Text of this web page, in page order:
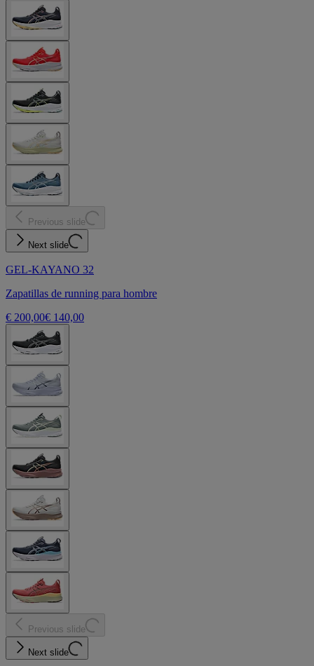
Previous slide
Next slide
GEL-KAYANO 32
Zapatillas de running para hombre
€ 200,00€ 140,00
Previous slide
Next slide